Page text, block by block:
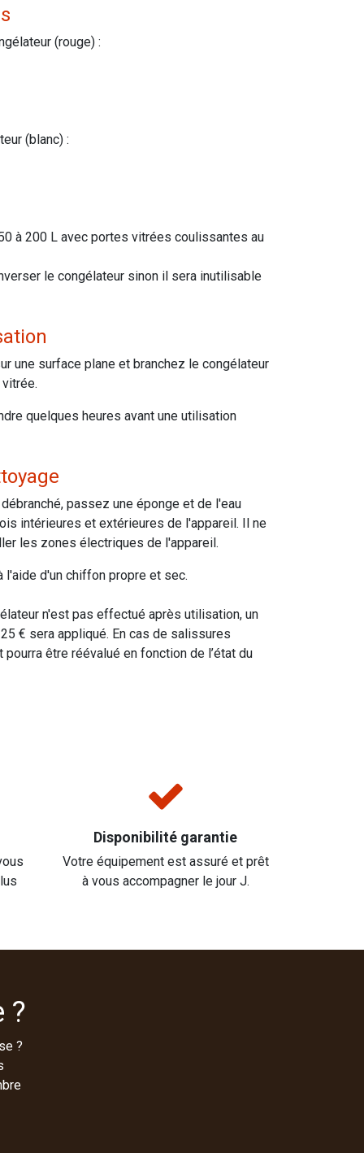
(rouge) :
(blanc) :
à 200 L avec portes vitrées coulissantes au
le congélateur sinon il sera inutilisable
une surface plane et branchez le congélateur
quelques heures avant une utilisation
passez une éponge et de l'eau
intérieures et extérieures de l'appareil. Il ne
les zones électriques de l'appareil.
l'aide d'un chiffon propre et sec.
n'est pas effectué après utilisation, un
€ sera appliqué. En cas de salissures
être réévalué en fonction de l’état du
Disponibilité garantie
Votre équipement est assuré et prêt
à vous accompagner le jour J.
?
?